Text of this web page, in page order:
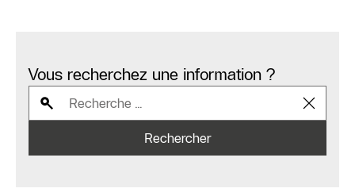
Vous recherchez une information ?
Rechercher